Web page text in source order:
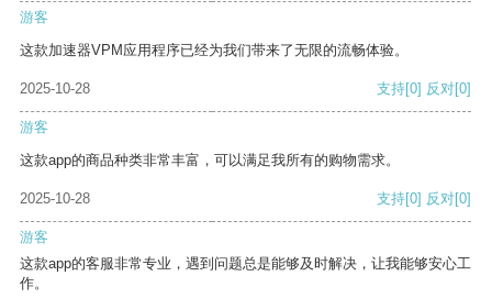
游客
这款加速器VPM应用程序已经为我们带来了无限的流畅体验。
2025-10-28 支持[0] 反对[0]
游客
这款app的商品种类非常丰富，可以满足我所有的购物需求。
2025-10-28 支持[0] 反对[0]
游客
这款app的客服非常专业，遇到问题总是能够及时解决，让我能够安心工
作。